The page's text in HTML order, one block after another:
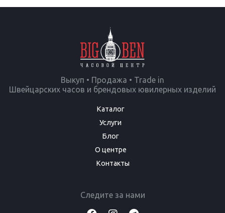
Выкуп • Продажа • Trade in
Швейцарских часов и брендовых ювилерных изделий
Каталог
Услуги
Блог
О центре
Контакты
Следите за нами